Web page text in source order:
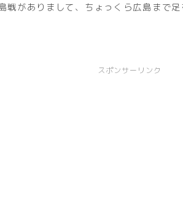
戦がありまして、ちょっくら広島まで
スポンサーリンク